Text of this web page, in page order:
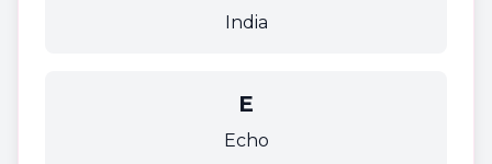
India
E
Echo